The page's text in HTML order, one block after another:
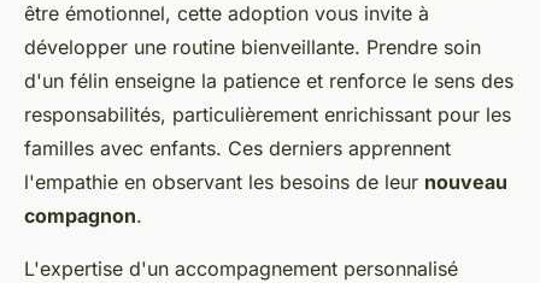
être émotionnel, cette adoption vous invite à
développer une routine bienveillante. Prendre soin
d'un félin enseigne la patience et renforce le sens des
responsabilités, particulièrement enrichissant pour les
familles avec enfants. Ces derniers apprennent
l'empathie en observant les besoins de leur nouveau
compagnon.
L'expertise d'un accompagnement personnalisé